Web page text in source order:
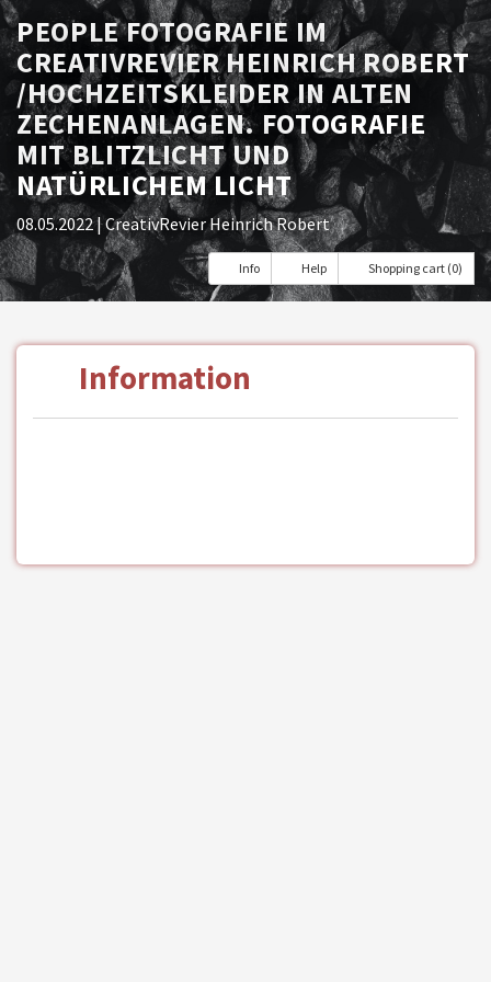
PEOPLE FOTOGRAFIE IM
CREATIVREVIER HEINRICH ROBERT
/HOCHZEITSKLEIDER IN ALTEN
ZECHENANLAGEN. FOTOGRAFIE
MIT BLITZLICHT UND
NATÜRLICHEM LICHT
08.05.2022| CreativRevier Heinrich Robert
Info Help Shopping cart (0)
Information